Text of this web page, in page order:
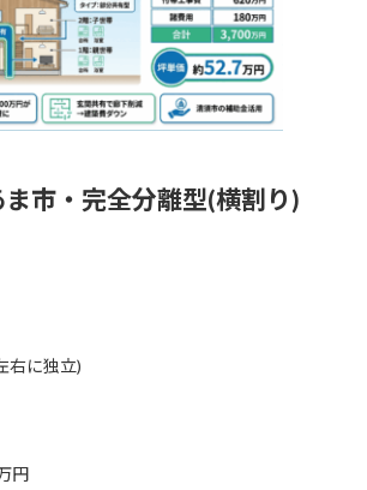
ま市・完全分離型(横割り)
右に独立)
円